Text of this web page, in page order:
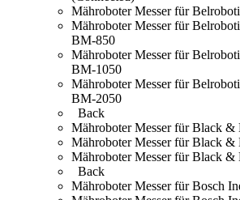
Mähroboter Messer für
Mähroboter Messer für
BM-850
Mähroboter Messer für
BM-1050
Mähroboter Messer für
BM-2050
Back
Mähroboter Messer für Black
Mähroboter Messer für Black
Mähroboter Messer für Black
Back
Mähroboter Messer für Bosch